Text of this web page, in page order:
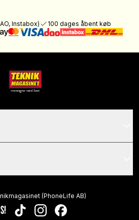
Instabox) 100 dages åbent køb
TIKTOKINSTAGRAMFACEBOOK
(PhoneLife AB)